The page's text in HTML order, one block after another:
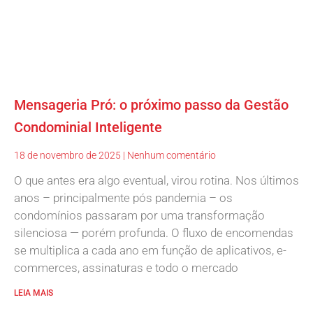
Mensageria Pró: o próximo passo da Gestão
Condominial Inteligente
18 de novembro de 2025 Nenhum comentário
O que antes era algo eventual, virou rotina. Nos últimos
anos – principalmente pós pandemia – os
condomínios passaram por uma transformação
silenciosa — porém profunda. O fluxo de encomendas
se multiplica a cada ano em função de aplicativos, e-
commerces, assinaturas e todo o mercado
LEIA MAIS